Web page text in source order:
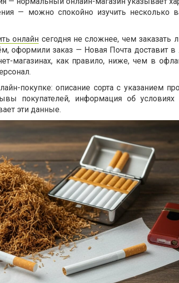
— можно спокойно изучить несколько
онлайн сегодня не сложнее, чем заказать
оформили заказ — Новая Почта доставит
магазинах, как правило, ниже, чем в
покупке: описание сорта с указанием
покупателей, информация об условиях
эти данные.